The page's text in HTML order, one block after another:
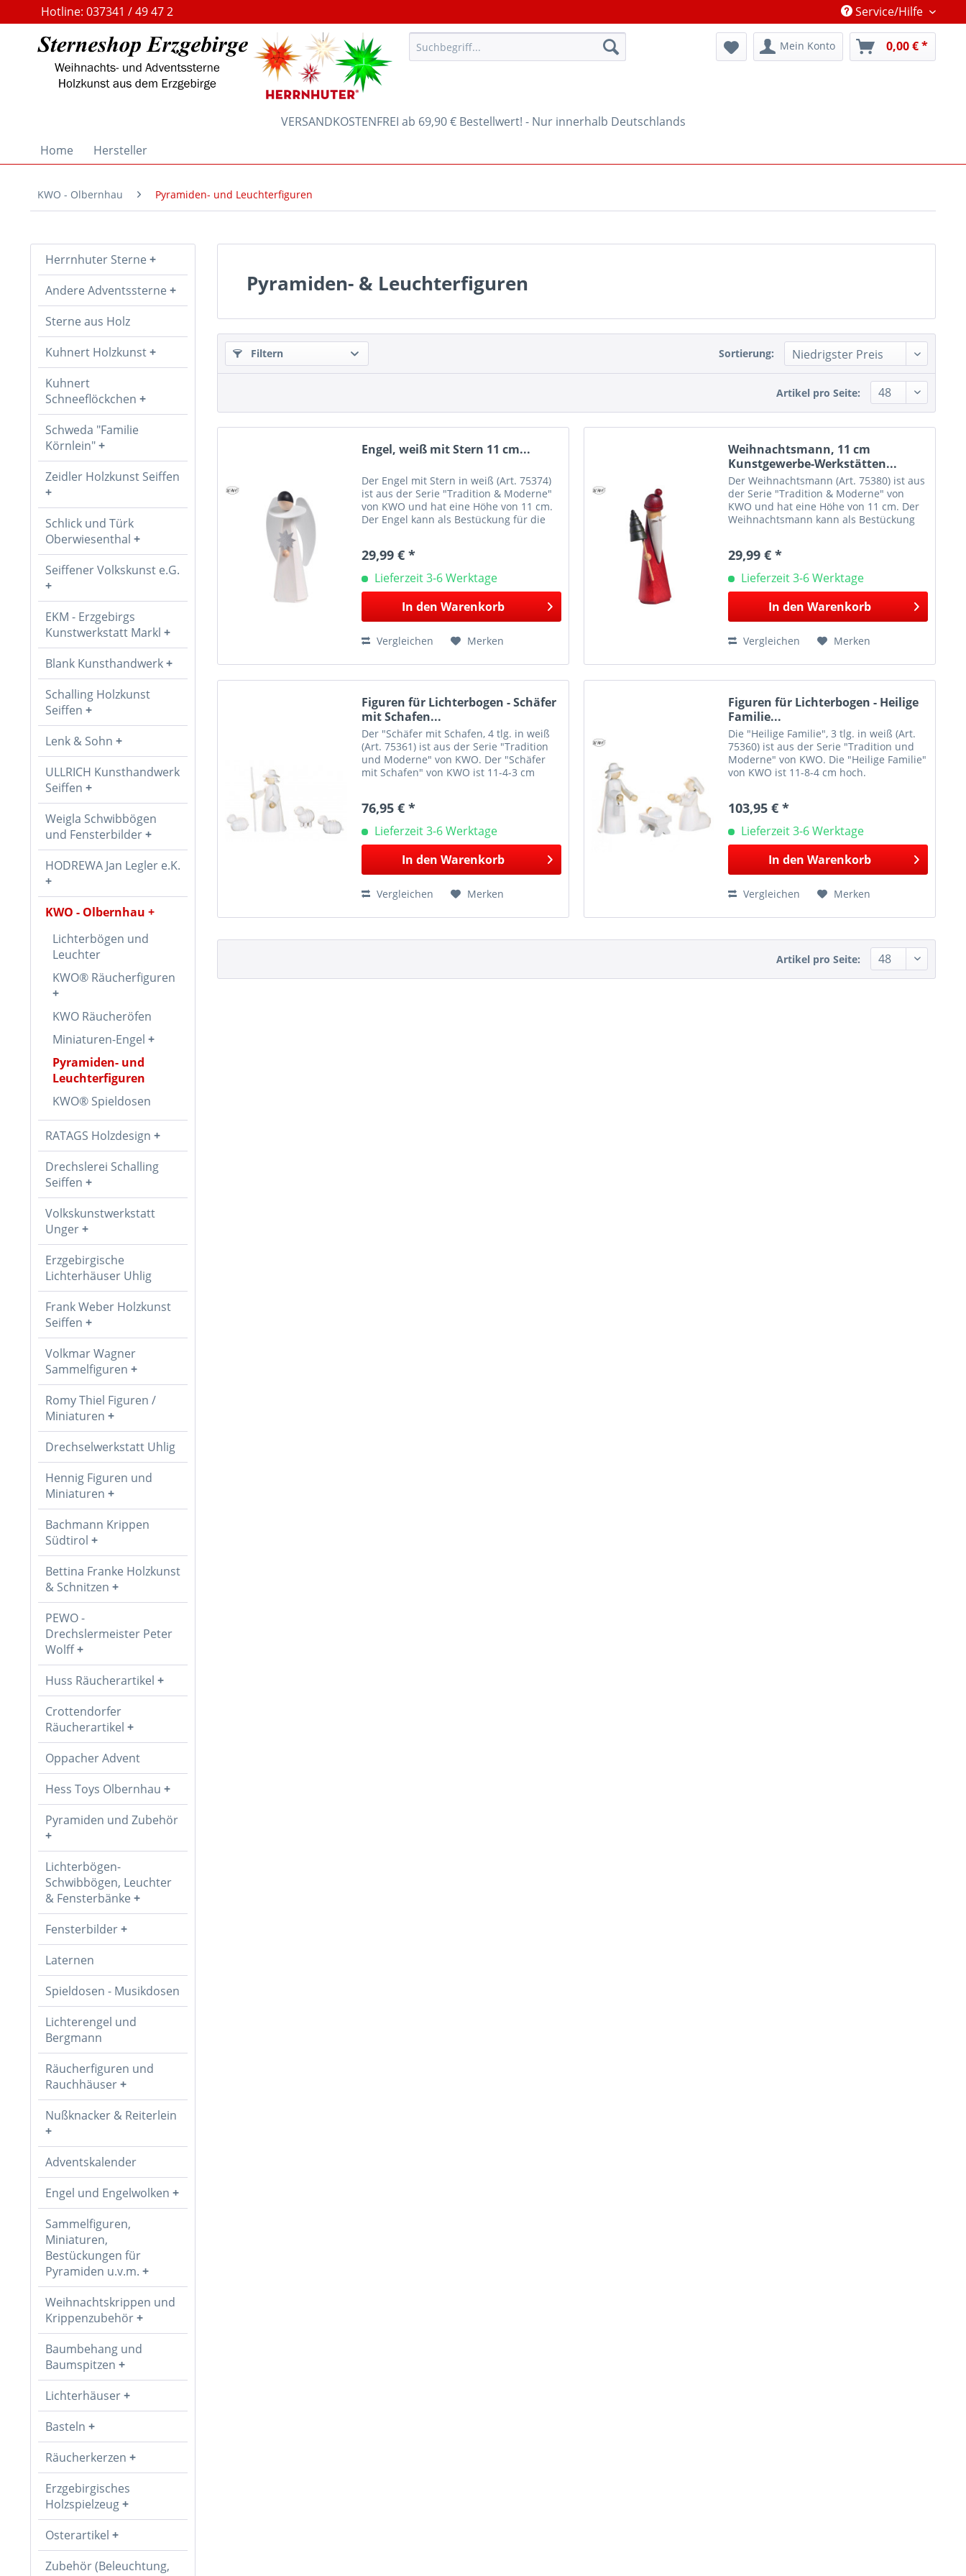
Hotline: 037341 / 49 47 2 Service/Hilfe
Mein Konto 0,00 € *
VERSANDKOSTENFREI ab 69,90 € Bestellwert! - Nur innerhalb Deutschlands
Home
Hersteller
KWO - Olbernhau Pyramiden- und Leuchterfiguren
Herrnhuter Sterne
Andere Adventssterne
Sterne aus Holz
Kuhnert Holzkunst
Kuhnert
Schneeflöckchen
Schweda "Familie
Körnlein"
Zeidler Holzkunst Seiffen
Schlick und Türk
Oberwiesenthal
Seiffener Volkskunst e.G.
EKM - Erzgebirgs
Kunstwerkstatt Markl
Blank Kunsthandwerk
Schalling Holzkunst
Seiffen
Lenk & Sohn
ULLRICH Kunsthandwerk
Seiffen
Weigla Schwibbögen
und Fensterbilder
HODREWA Jan Legler e.K.
KWO - Olbernhau
Lichterbögen und
Leuchter
KWO® Räucherfiguren
KWO Räucheröfen
Miniaturen-Engel
Pyramiden- und
Leuchterfiguren
KWO® Spieldosen
RATAGS Holzdesign
Drechslerei Schalling
Seiffen
Volkskunstwerkstatt
Unger
Erzgebirgische
Lichterhäuser Uhlig
Frank Weber Holzkunst
Seiffen
Volkmar Wagner
Sammelfiguren
Romy Thiel Figuren /
Miniaturen
Drechselwerkstatt Uhlig
Hennig Figuren und
Miniaturen
Bachmann Krippen
Südtirol
Bettina Franke Holzkunst
& Schnitzen
PEWO -
Drechslermeister Peter
Wolff
Huss Räucherartikel
Crottendorfer
Räucherartikel
Oppacher Advent
Hess Toys Olbernhau
Pyramiden und Zubehör
Lichterbögen-
Schwibbögen, Leuchter
& Fensterbänke
Fensterbilder
Laternen
Spieldosen - Musikdosen
Lichterengel und
Bergmann
Räucherfiguren und
Rauchhäuser
Nußknacker & Reiterlein
Adventskalender
Engel und Engelwolken
Sammelfiguren,
Miniaturen,
Bestückungen für
Pyramiden u.v.m.
Weihnachtskrippen und
Krippenzubehör
Baumbehang und
Baumspitzen
Lichterhäuser
Basteln
Räucherkerzen
Erzgebirgisches
Holzspielzeug
Osterartikel
Zubehör (Beleuchtung,
Pyramiden- & Leuchterfiguren
Filtern Sortierung:
Artikel pro Seite:
Engel, weiß mit Stern 11 cm...
Der Engel mit Stern in weiß (Art. 75374)
ist aus der Serie "Tradition & Moderne"
von KWO und hat eine Höhe von 11 cm.
Der Engel kann als Bestückung für die
ansprechenden...
29,99 € *
Lieferzeit 3-6 Werktage
In den Warenkorb
Vergleichen Merken
Weihnachtsmann, 11 cm
Kunstgewerbe-Werkstätten...
Der Weihnachtsmann (Art. 75380) ist aus
der Serie "Tradition & Moderne" von
KWO und hat eine Höhe von 11 cm. Der
Weihnachtsmann kann als Bestückung
sich auch sonst zur...
29,99 € *
Lieferzeit 3-6 Werktage
In den Warenkorb
Vergleichen Merken
Figuren für Lichterbogen - Schäfer
mit Schafen...
Der "Schäfer mit Schafen, 4 tlg. in weiß
(Art. 75361) ist aus der Serie "Tradition
und Moderne" von KWO. Der "Schäfer
mit Schafen" von KWO ist 11-4-3 cm
GmbH Sandweg 3...
76,95 € *
Lieferzeit 3-6 Werktage
In den Warenkorb
Vergleichen Merken
Figuren für Lichterbogen - Heilige
Familie...
Die "Heilige Familie", 3 tlg. in weiß (Art.
75360) ist aus der Serie "Tradition und
Moderne" von KWO. Die "Heilige Familie"
von KWO ist 11-8-4 cm hoch.
GmbH Sandweg 3 09526...
103,95 € *
Lieferzeit 3-6 Werktage
In den Warenkorb
Vergleichen Merken
Artikel pro Seite: